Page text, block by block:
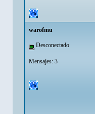
warofmu
Desconectado
Mensajes: 3